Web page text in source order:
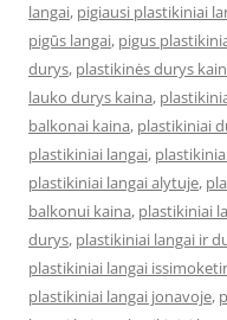
langai, pigiausi plastikiniai
pigūs langai, pigus
durys, plastikinės durys
lauko durys kaina,
balkonai kaina, plastikiniai
plastikiniai langai,
plastikiniai langai alytuje,
balkonui kaina, plastikiniai
durys, plastikiniai langai ir
plastikiniai langai
plastikiniai langai jonavoje,